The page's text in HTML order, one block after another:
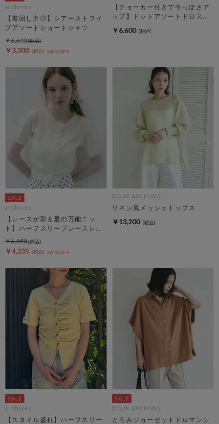
archives
【着回し力◎】シアーストライ
プアソートショートシャツ
￥3,300 50％OFF
￥6,600
【チョーカー付きで今っぽさア
ップ】ドットアソートドロスト
￥6,600
archives
【レースが彩る夏の万能ニッ
ト】ハーフスリーブレースレイ
ヤードニットカーディガン
￥4,235 30％OFF
￥6,050
DOUX ARCHIVES
リネン風メッシュトップス
￥13,200
archives
【スタイル盛れ】ハーフスリー
DOUX ARCHIVES
とろみジョーゼットドルマンシ